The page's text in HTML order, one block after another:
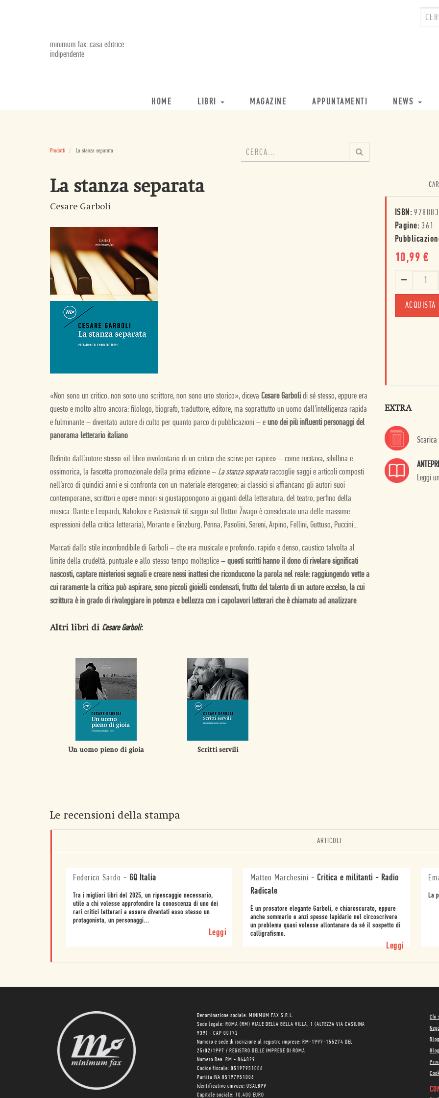
minimum fax: casa editrice
indipendente
HOME LIBRI MAGAZINE APPUNTAMENTI NEWS
Prodotti La stanza separata
La stanza separata
Cesare Garboli
«Non sono un critico, non sono uno scrittore, non sono uno storico», diceva Cesare Garboli di sé stesso, eppure era
questo e molto altro ancora: filologo, biografo, traduttore, editore, ma soprattutto un uomo dall’intelligenza rapida
e fulminante – diventato autore di culto per quanto parco di pubblicazioni – e uno dei più influenti personaggi del
panorama letterario italiano.
Definito dall’autore stesso «il libro involontario di un critico che scrive per capire» – come recitava, sibillina e
ossimorica, la fascetta promozionale della prima edizione – La stanza separataraccoglie saggi e articoli composti
nell’arco di quindici anni e si confronta con un materiale eterogeneo; ai classici si affiancano gli autori suoi
contemporanei, scrittori e opere minori si giustappongono ai giganti della letteratura, del teatro, perfino della
musica: Dante e Leopardi, Nabokov e Pasternak (il saggio sul Dottor Živago è considerato una delle massime
espressioni della critica letteraria), Morante e Ginzburg, Penna, Pasolini, Sereni, Arpino, Fellini, Guttuso, Puccini...
Marcati dallo stile inconfondibile di Garboli – che era musicale e profondo, rapido e denso, caustico talvolta al
limite della crudeltà, puntuale e allo stesso tempo molteplice – questi scritti hanno il dono di rivelare significati
nascosti, captare misteriosi segnali e creare nessi inattesi che riconducono la parola nel reale: raggiungendo vette a
cui raramente la critica può aspirare, sono piccoli gioielli condensati, frutto del talento di un autore eccelso, la cui
scrittura è in grado di rivaleggiare in potenza e bellezza con i capolavori letterari che è chiamato ad analizzare.
ISBN:
Pagine: 361
10,99 €
ACQUISTA
EXTRA
Scarica
Leggi
Altri libri di Cesare Garboli:
Un uomo pieno di gioia Scritti servili
Le recensioni della stampa
ARTICOLI
Federico Sardo - GQ Italia
Tra i migliori libri del 2025, un ripescaggio necessario,
utile a chi volesse approfondire la conoscenza di uno dei
rari critici letterari a essere diventati esso stesso un
protagonista, un personaggi...
Leggi
Matteo Marchesini -Critica e militanti - Radio
Radicale
È un prosatore elegante Garboli, e chiaroscurato, eppure
anche sommario e anzi spesso lapidario nel circoscrivere
un problema quasi volesse allontanare da sé il sospetto di
calligrafismo.
Leggi
La
Denominazione sociale: MINIMUM FAX S.R.L.
Sede legale: ROMA (RM) VIALE DELLA BELLA VILLA, 1 (ALTEZZA VIA CASILINA
939) - CAP 00172
Numero e sede di iscrizione al registro imprese: RM-1997-155274 DEL
25/02/1997 / REGISTRO DELLE IMPRESE DI ROMA
Numero Rea: RM - 864029
Codice fiscale: 05197951006
Partita IVA 05197951006
Identificativo univoco: USAL8PV
Capitale sociale: 10.400 EURO
Chi